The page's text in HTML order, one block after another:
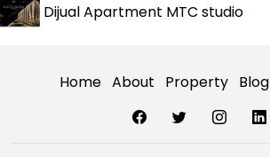
DijualApartment MTC studio
Home About Property Blog